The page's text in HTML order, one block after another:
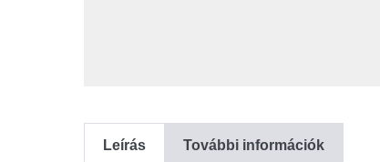
Leírás További információk